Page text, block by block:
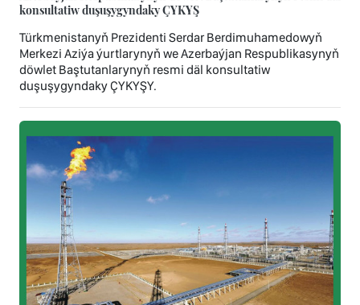
konsultatiw duşuşygyndaky ÇYKYŞ
Türkmenistanyň Prezidenti Serdar Berdimuhamedowyň
Merkezi Aziýa ýurtlarynyň we Azerbaýjan Respublikasynyň
döwlet Baştutanlarynyň resmi däl konsultatiw
duşuşygyndaky ÇYKYŞY.